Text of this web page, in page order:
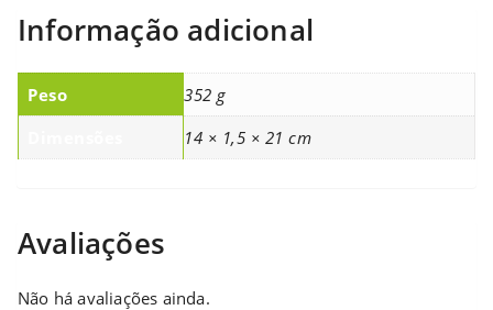
Informação adicional
Peso
352 g
14 × 1,5 × 21 cm
Avaliações
Não há avaliações ainda.